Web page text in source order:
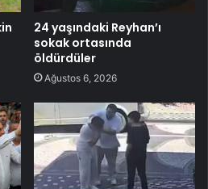
24 yaşındaki Reyhan’ı
sokak ortasında
öldürdüler
Ağustos 6, 2026